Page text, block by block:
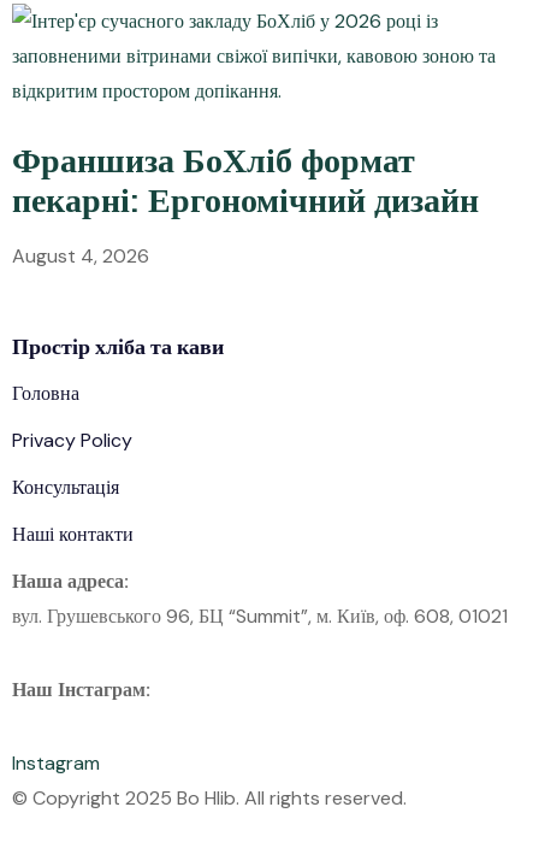
Франшиза БоХліб формат
пекарні: Ергономічний дизайн
August 4, 2026
Простірхлібата кави
Головна
Privacy Policy
Консультація
Наші контакти
Наша адреса:
вул. Грушевського 96, БЦ “Summit”, м. Київ, оф. 608, 01021
Наш Інстаграм:
Instagram
© Copyright 2025 Bo Hlib. All rights reserved.